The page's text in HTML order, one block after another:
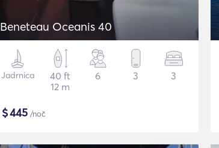
Beneteau Oceanis 40
Jadrnica
40 ft
12 m
6 3 3
$445 /noč